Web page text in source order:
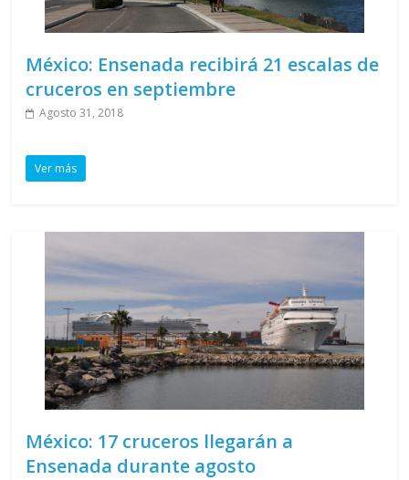
México: Ensenada recibirá 21 escalas de
cruceros en septiembre
Agosto 31, 2018
Ver más
México: 17 cruceros llegarán a
Ensenada durante agosto